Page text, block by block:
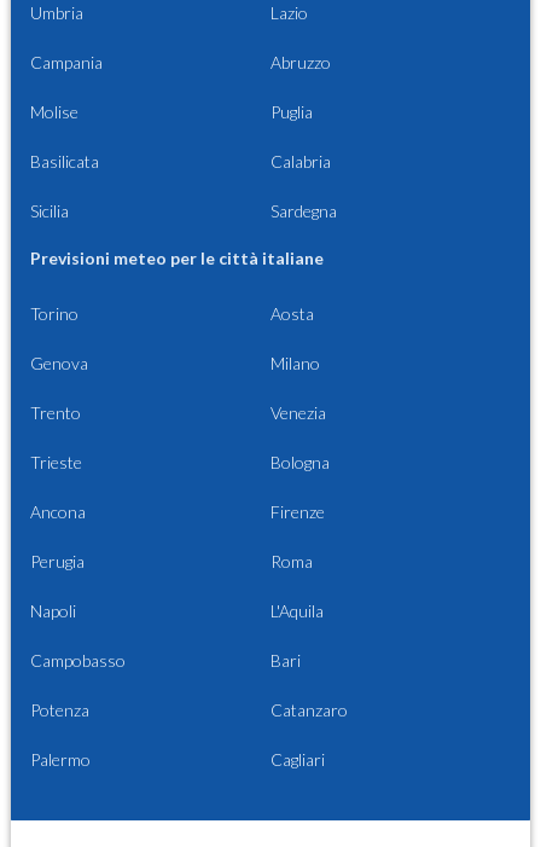
Umbria Lazio
Campania Abruzzo
Molise Puglia
Basilicata Calabria
Sicilia Sardegna
Previsioni meteo per le città italiane
Torino Aosta
Genova Milano
Trento Venezia
Trieste Bologna
Ancona Firenze
Perugia Roma
Napoli L'Aquila
Campobasso Bari
Potenza Catanzaro
Palermo Cagliari